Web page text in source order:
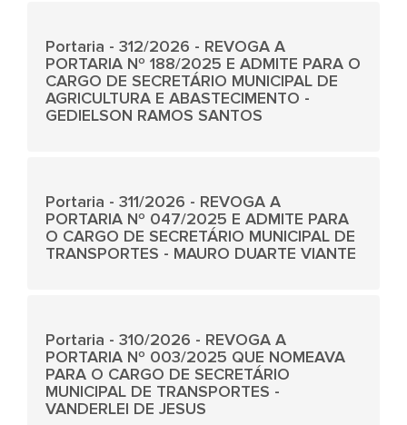
Portaria - 312/2026 - REVOGA A
PORTARIA Nº 188/2025 E ADMITE PARA O
CARGO DE SECRETÁRIO MUNICIPAL DE
AGRICULTURA E ABASTECIMENTO -
GEDIELSON RAMOS SANTOS
Portaria - 311/2026 - REVOGA A
PORTARIA Nº 047/2025 E ADMITE PARA
O CARGO DE SECRETÁRIO MUNICIPAL DE
TRANSPORTES - MAURO DUARTE VIANTE
Portaria - 310/2026 - REVOGA A
PORTARIA Nº 003/2025 QUE NOMEAVA
PARA O CARGO DE SECRETÁRIO
MUNICIPAL DE TRANSPORTES -
VANDERLEI DE JESUS